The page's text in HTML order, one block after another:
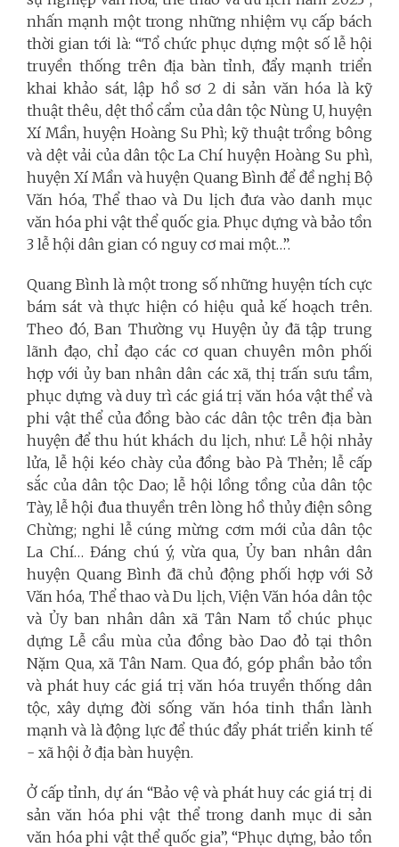
nhấn mạnh một trong những nhiệm vụ cấp bách
thời gian tới là: “Tổ chức phục dựng một số lễ hội
truyền thống trên địa bàn tỉnh, đẩy mạnh triển
khai khảo sát, lập hồ sơ 2 di sản văn hóa là kỹ
thuật thêu, dệt thổ cẩm của dân tộc Nùng U, huyện
Xí Mần, huyện Hoàng Su Phì; kỹ thuật trồng bông
và dệt vải của dân tộc La Chí huyện Hoàng Su phì,
huyện Xí Mần và huyện Quang Bình để đề nghị Bộ
Văn hóa, Thể thao và Du lịch đưa vào danh mục
văn hóa phi vật thể quốc gia. Phục dựng và bảo tồn
3 lễ hội dân gian có nguy cơ mai một…”.
Quang Bình là một trong số những huyện tích cực
bám sát và thực hiện có hiệu quả kế hoạch trên.
Theo đó, Ban Thường vụ Huyện ủy đã tập trung
lãnh đạo, chỉ đạo các cơ quan chuyên môn phối
hợp với ủy ban nhân dân các xã, thị trấn sưu tầm,
phục dựng và duy trì các giá trị văn hóa vật thể và
phi vật thể của đồng bào các dân tộc trên địa bàn
huyện để thu hút khách du lịch, như: Lễ hội nhảy
lửa, lễ hội kéo chày của đồng bào Pà Thẻn; lễ cấp
sắc của dân tộc Dao; lễ hội lồng tồng của dân tộc
Tày, lễ hội đua thuyền trên lòng hồ thủy điện sông
Chừng; nghi lễ cúng mừng cơm mới của dân tộc
La Chí… Đáng chú ý, vừa qua, Ủy ban nhân dân
huyện Quang Bình đã chủ động phối hợp với Sở
Văn hóa, Thể thao và Du lịch, Viện Văn hóa dân tộc
và Ủy ban nhân dân xã Tân Nam tổ chúc phục
dựng Lễ cầu mùa của đồng bào Dao đỏ tại thôn
Nặm Qua, xã Tân Nam. Qua đó, góp phần bảo tồn
và phát huy các giá trị văn hóa truyền thống dân
tộc, xây dựng đời sống văn hóa tinh thần lành
mạnh và là động lực để thúc đẩy phát triển kinh tế
- xã hội ở địa bàn huyện.
Ở cấp tỉnh, dự án “Bảo vệ và phát huy các giá trị di
sản văn hóa phi vật thể trong danh mục di sản
văn hóa phi vật thể quốc gia”, “Phục dựng, bảo tồn